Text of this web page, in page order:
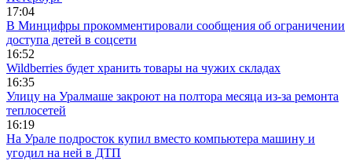
17:04
В Минцифры прокомментировали сообщения об ограничении
доступа детей в соцсети
16:52
Wildberries будет хранить товары на чужих складах
16:35
Улицу на Уралмаше закроют на полтора месяца из-за ремонта
теплосетей
16:19
На Урале подросток купил вместо компьютера машину и
угодил на ней в ДТП